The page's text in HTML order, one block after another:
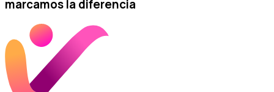
marcamos la diferencia